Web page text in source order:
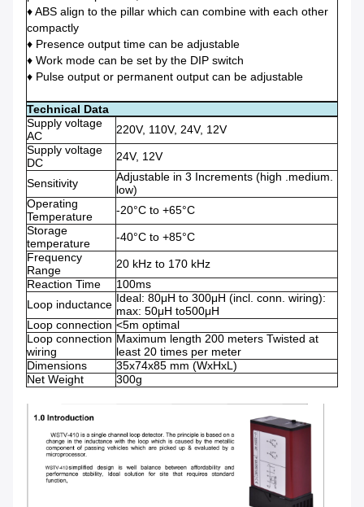
♦ ABS align to the pillar which can combine with each other
compactly
♦ Presence output time can be adjustable
♦ Work mode can be set by the DIP switch
♦ Pulse output or permanent output can be adjustable
Technical Data
Supply voltage
AC
220V, 110V, 24V, 12V
Supply voltage
DC
24V, 12V
Sensitivity
Adjustable in 3 Increments (high .medium.
low)
Operating
Temperature
-20°C to +65°C
Storage
temperature
-40°C to +85°C
Frequency
Range
20 kHz to 170 kHz
Reaction Time
100ms
Loop inductance Ideal: 80μH to 300μH (incl. conn. wiring):
max: 50μH to500μH
Loop connection <5m optimal
Loop connection
wiring
Maximum length 200 meters Twisted at
least 20 times per meter
Dimensions
35x74x85 mm (WxHxL)
Net Weight
300g